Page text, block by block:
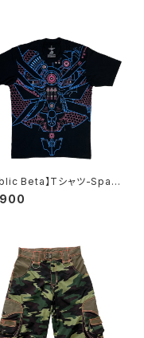
Beta】Tシャツ-Spac
2.01